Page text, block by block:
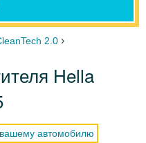
2.0 ›
Hella
автомобилю